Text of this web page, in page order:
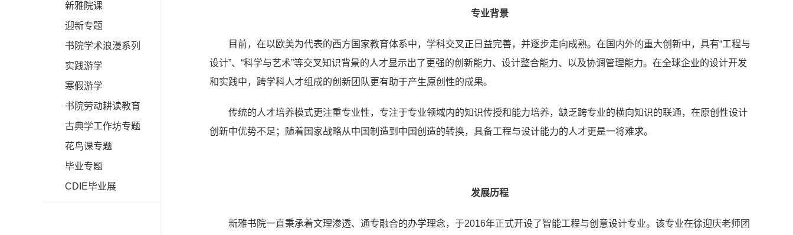
新雅院课
迎新专题
书院学术浪漫系列
实践游学
寒假游学
书院劳动耕读教育
古典学工作坊专题
花鸟课专题
毕业专题
CDIE毕业展
专业背景
目前，在以欧美为代表的西方国家教育体系中，学科交叉正日益完善，并逐步走向成熟。在国内外的重大创新中，具有“工程与
设计”、“科学与艺术”等交叉知识背景的人才显示出了更强的创新能力、设计整合能力、以及协调管理能力。在全球企业的设计开发
和实践中，跨学科人才组成的创新团队更有助于产生原创性的成果。
传统的人才培养模式更注重专业性，专注于专业领域内的知识传授和能力培养，缺乏跨专业的横向知识的联通，在原创性设计
创新中优势不足；随着国家战略从中国制造到中国创造的转换，具备工程与设计能力的人才更是一将难求。
发展历程
新雅书院一直秉承着文理渗透、通专融合的办学理念，于2016年正式开设了智能工程与创意设计专业。该专业在徐迎庆老师团